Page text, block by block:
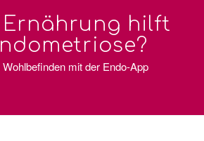
Ernährung hilft
mit der Endo-App